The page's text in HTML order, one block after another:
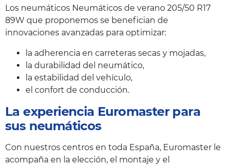
Los neumáticos Neumáticos de verano 205/50 R17
89W que proponemos se benefician de
innovaciones avanzadas para optimizar:
la adherencia en carreteras secas y mojadas,
la durabilidad del neumático,
la estabilidad del vehículo,
el confort de conducción.
La experiencia Euromaster para
sus neumáticos
Con nuestros centros en toda España, Euromaster le
acompaña en la elección, el montaje y el